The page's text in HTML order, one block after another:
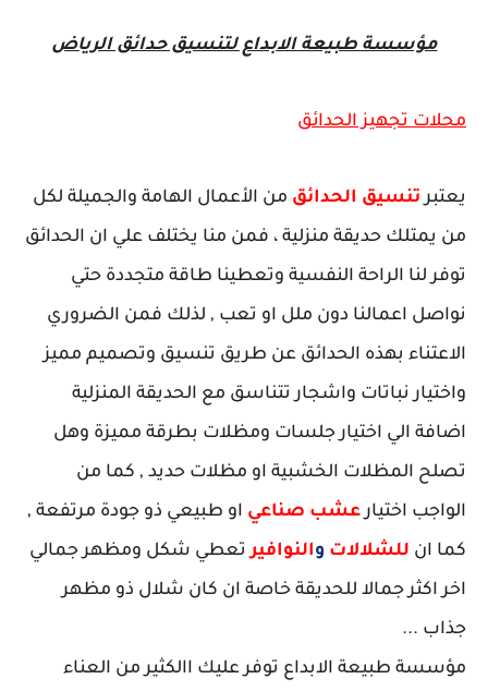
مؤسسة طبيعة الابداع لتنسيق حدائق الرياض
محلات تجهيز الحدائق
يعتبرتنسيق الحدائق من الأعمال الهامة والجميلة لكل
من يمتلك حديقة منزلية ، فمن منا يختلف علي ان الحدائق
توفر لنا الراحة النفسية وتعطينا طاقة متجددة حتي
نواصل اعمالنا دون ملل او تعب , لذلك فمن الضروري
الاعتناء بهذه الحدائق عن طريق تنسيق وتصميم مميز
واختيار نباتات واشجار تتناسق مع الحديقة المنزلية
اضافة الي اختيار جلسات ومظلات بطرقة مميزة وهل
تصلح المظلات الخشبية او مظلات حديد , كما من
الواجب اختيارعشب صناعي او طبيعي ذو جودة مرتفعة ,
كما ان للشلالات والنوافيرتعطي شكل ومظهر جمالي
اخر اكثر جمالا للحديقة خاصة ان كان شلال ذو مظهر
جذاب ...
مؤسسة طبيعة الابداع توفر عليك االكثير من العناء